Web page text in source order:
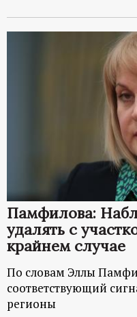
Памфилова:
удалять с
крайнем случае
По словам Эллы
соответствующий
регионы